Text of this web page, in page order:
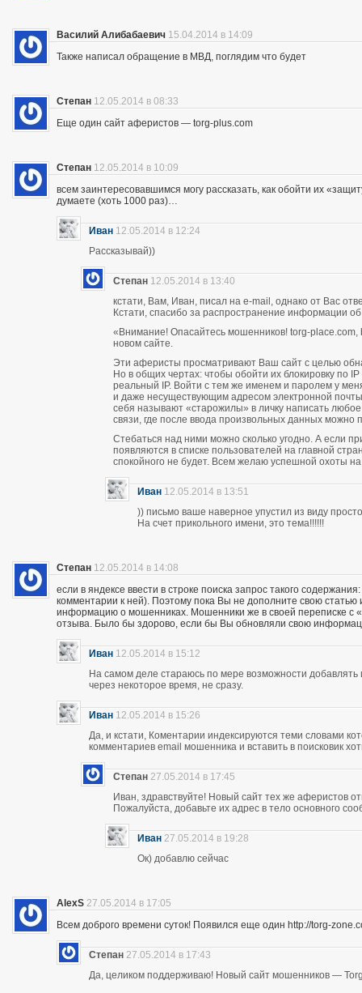
Василий Алибабаевич 15.04.2014 в 14:09
Также написал обращение в МВД, поглядим что будет
Степан 12.05.2014 в 08:33
Еще один сайт аферистов — torg-plus.com
Степан 12.05.2014 в 10:09
всем заинтересовавшимся могу рассказать, как обойти их
думаете (хоть 1000 раз)…
Иван 12.05.2014 в 12:24
Рассказывай))
Степан 12.05.2014 в 13:40
кстати, Вам, Иван, писал на e-mail, однако от Вас
Кстати, спасибо за распространение информации
«Внимание! Опасайтесь мошенников! torg-place.com,
новом сайте.
Эти аферисты просматривают Ваш сайт с целью
Но в общих чертах: чтобы обойти их блокировку по
реальный IP. Войти с тем же именем и паролем у
и даже несуществующим адресом электронной
себя называют «старожилы» в личку написать
связи, где после ввода произвольных данных можно
Стебаться над ними можно сколько угодно. А если
появляются в списке пользователей на главной
спокойного не будет. Всем желаю успешной охоты
Иван 12.05.2014 в 13:51
)) письмо ваше наверное упустил из виду
На счет прикольного имени, это тема!!!!!!
Степан 12.05.2014 в 14:08
если в яндексе ввести в строке поиска запрос такого
комментарии к ней). Поэтому пока Вы не дополните свою
информацию о мошенниках. Мошенники же в своей переписке с
отзыва. Было бы здорово, если бы Вы обновляли свою
Иван 12.05.2014 в 15:12
На самом деле стараюсь по мере возможности
через некоторое время, не сразу.
Иван 12.05.2014 в 15:26
Да, и кстати, Коментарии индексируются теми словами
комментариев email мошенника и вставить в поисковик
Степан 27.05.2014 в 17:45
Иван, здравствуйте! Новый сайт тех же аферистов
Пожалуйста, добавьте их адрес в тело основного
Иван 27.05.2014 в 19:28
Ок) добавлю сейчас
AlexS 27.05.2014 в 17:05
Всем доброго времени суток! Появился еще один http://torg-
Степан 27.05.2014 в 17:43
Да, целиком поддерживаю! Новый сайт мошенников —